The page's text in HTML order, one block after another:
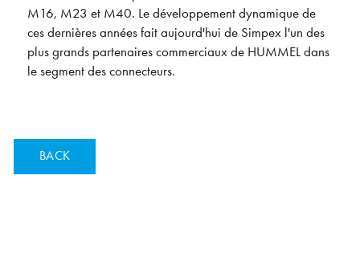
M16, M23 et M40. Le développement dynamique de
ces dernières années fait aujourd'hui de Simpex l'un des
plus grands partenaires commerciaux de HUMMEL dans
le segment des connecteurs.
BACK